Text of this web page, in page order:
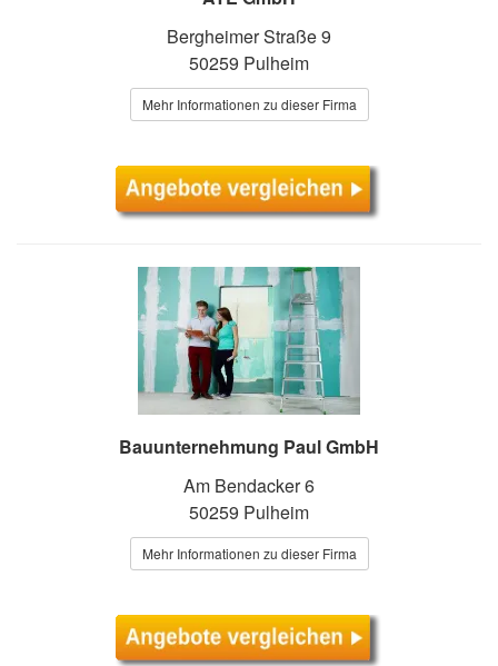
Bergheimer Straße 9
50259 Pulheim
Mehr Informationen zu dieser Firma
Bauunternehmung Paul GmbH
Am Bendacker 6
50259 Pulheim
Mehr Informationen zu dieser Firma